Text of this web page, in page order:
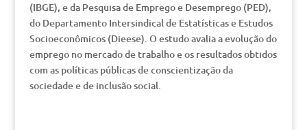
(IBGE), e da Pesquisa de Emprego e Desemprego (PED),
do Departamento Intersindical de Estatísticas e Estudos
Socioeconômicos (Dieese). O estudo avalia a evolução do
emprego no mercado de trabalho e os resultados obtidos
com as políticas públicas de conscientização da
sociedade e de inclusão social.